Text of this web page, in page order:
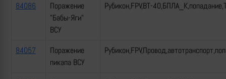
84086
Поражение
"Бабы-Яги"
ВСУ
Рубикон,FPV,ВТ-
84057
Поражение
пикапа ВСУ